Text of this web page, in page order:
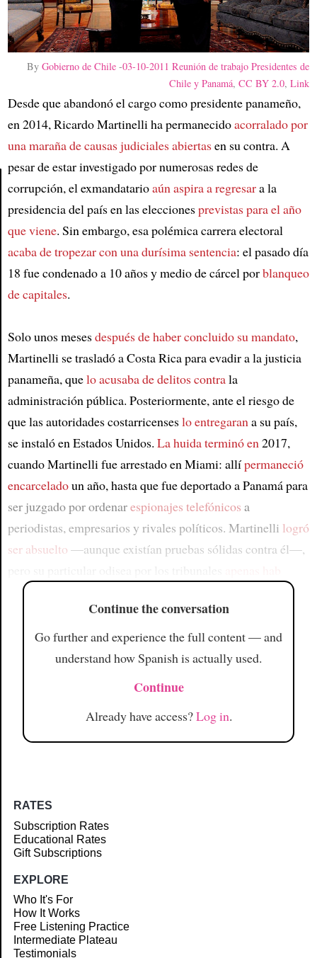
Article
ByGobierno de Chile -03-10-2011 Reunión de trabajo Presidentes de
Chile y Panamá,CC BY 2.0,Link
Desde que abandonó el cargo como presidente panameño,
en 2014, Ricardo Martinelli ha permanecidoacorralado por
una maraña de causas judiciales abiertasen su contra. A
pesar de estar investigado por numerosas redes de
corrupción, el exmandatarioaún aspira a regresara la
presidencia del país en las eleccionesprevistas para el año
que viene. Sin embargo, esa polémica carrera electoral
acaba de tropezar con una durísima sentencia: el pasado día
18 fue condenado a 10 años y medio de cárcel porblanqueo
de capitales.
Solo unos mesesdespués de haber concluido su mandato,
Martinelli se trasladó a Costa Rica para evadir a la justicia
panameña, quelo acusaba de delitos contrala
administración pública. Posteriormente, ante el riesgo de
que las autoridades costarricenseslo entregarana su país,
se instaló en Estados Unidos. La huida terminó en2017,
cuando Martinelli fue arrestado en Miami: allípermaneció
encarceladoun año, hasta que fue deportado a Panamá para
ser juzgado por ordenarespionajes telefónicos a
periodistas, empresarios y rivales políticos. Martinelli logró
ser absuelto —aunque existían pruebas sólidas contra él—,
Continue the conversation
Go further and experience the full content — and
understand how Spanish is actually used.
Continue
Already have access?Log in.
RATES
Subscription Rates
Educational Rates
Gift Subscriptions
EXPLORE
Who It's For
How It Works
Free Listening Practice
Intermediate Plateau
Testimonials